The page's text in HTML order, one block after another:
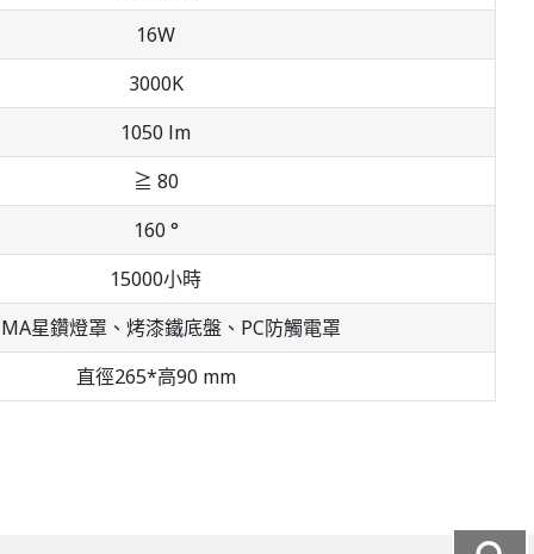
16W
3000K
1050 lm
≧ 80
160 °
15000小時
星鑽燈罩、烤漆鐵底盤、PC防觸電罩
直徑265*高90 mm